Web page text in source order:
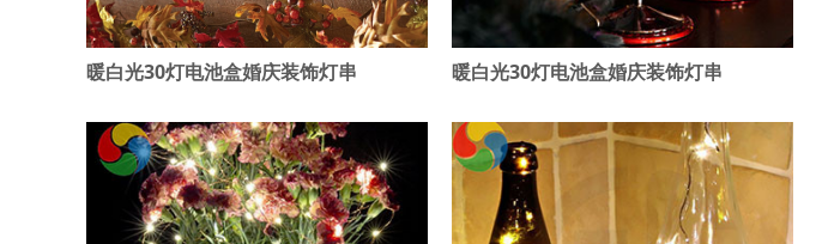
暖白光30灯电池盒婚庆装饰灯串 暖白光30灯电池盒婚庆装饰灯串